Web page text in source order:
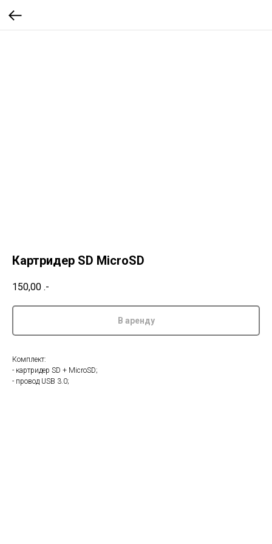
Картридер SD MicroSD
150,00 .-
В аренду
Комплект:
- картридер SD + MicroSD;
- провод USB 3.0;